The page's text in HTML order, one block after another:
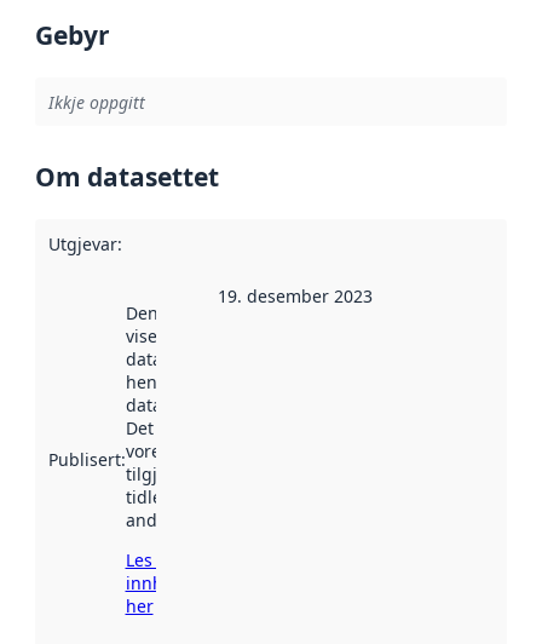
Gebyr
Ikkje oppgitt
Om datasettet
Utgjevar:
Publisert:
Denne datoen
viser når
datasettet vart
henta inn av
data.norge.no.
Det kan ha
vore
tilgjengeleg
tidlegare
andre stader.
Les meir om
innhenting
her
19. desember 2023